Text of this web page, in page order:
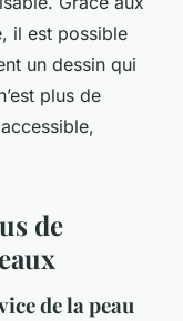
il est possible
un dessin qui
plus de
de
de la peau